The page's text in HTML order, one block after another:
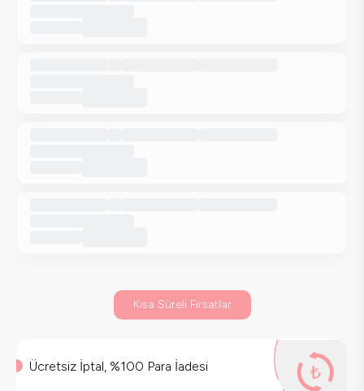
Kısa Süreli Fırsatlar
Ücretsiz İptal, %100 Para İadesi